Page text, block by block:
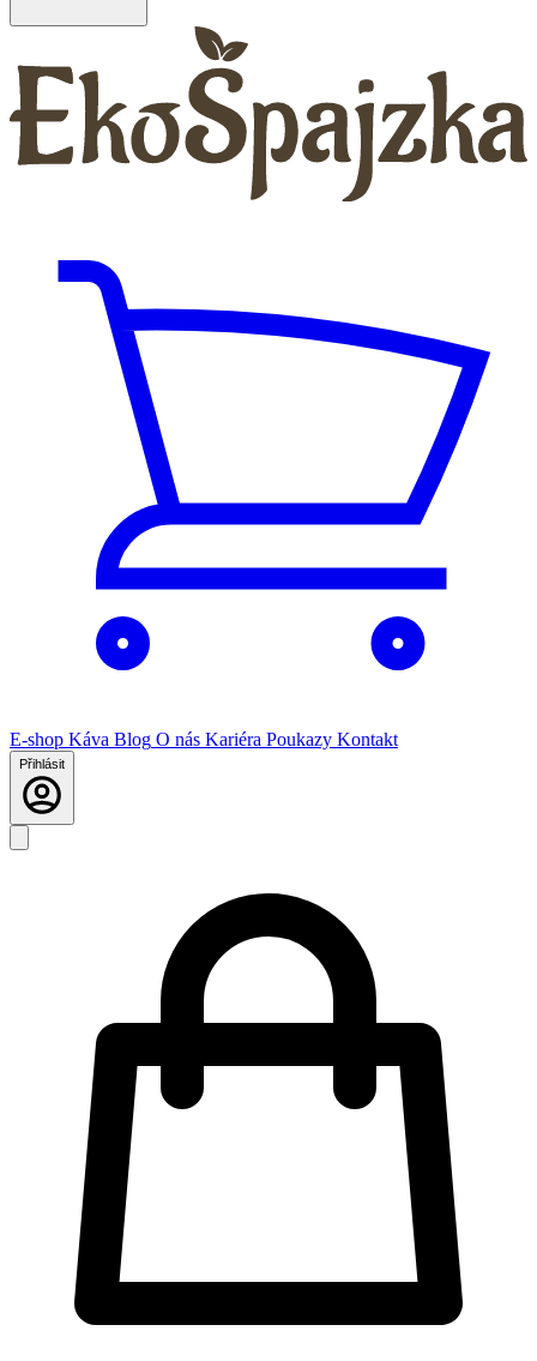
E-shop Káva Blog O nás Kariéra Poukazy Kontakt
Přihlásit